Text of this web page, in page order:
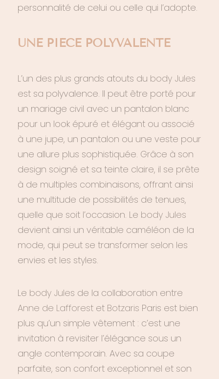
personnalité de celui ou celle qui l’adopte.
UNE PIÈCE POLYVALENTE
L’un des plus grands atouts du body Jules
est sa polyvalence. Il peut être porté pour
un mariage civil avec un pantalon blanc
pour un look épuré et élégant ou associé
à une jupe, un pantalon ou une veste pour
une allure plus sophistiquée. Grâce à son
design soigné et sa teinte claire, il se prête
à de multiples combinaisons, offrant ainsi
une multitude de possibilités de tenues,
quelle que soit l’occasion. Le body Jules
devient ainsi un véritable caméléon de la
mode, qui peut se transformer selon les
envies et les styles.
Le body Jules de la collaboration entre
Anne de Lafforest et Botzaris Paris est bien
plus qu’un simple vêtement : c’est une
invitation à revisiter l’élégance sous un
angle contemporain. Avec sa coupe
parfaite, son confort exceptionnel et son